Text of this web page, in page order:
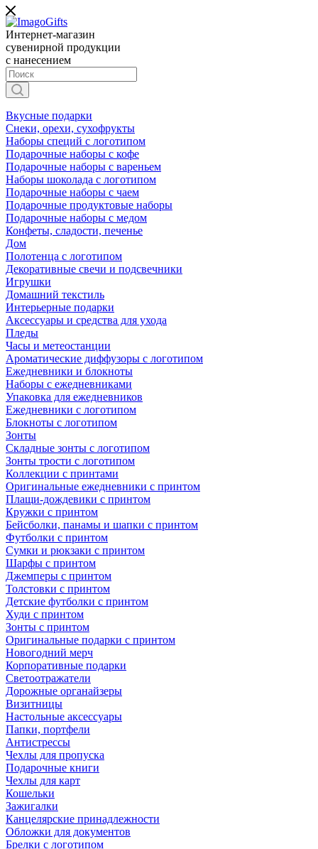
Интернет-магазин
сувенирной продукции
с нанесением
Вкусные подарки
Снеки, орехи, сухофрукты
Наборы специй с логотипом
Подарочные наборы с кофе
Подарочные наборы с вареньем
Наборы шоколада с логотипом
Подарочные наборы с чаем
Подарочные продуктовые наборы
Подарочные наборы с медом
Конфеты, сладости, печенье
Дом
Полотенца с логотипом
Декоративные свечи и подсвечники
Игрушки
Домашний текстиль
Интерьерные подарки
Аксессуары и средства для ухода
Пледы
Часы и метеостанции
Ароматические диффузоры с логотипом
Ежедневники и блокноты
Наборы с ежедневниками
Упаковка для ежедневников
Ежедневники с логотипом
Блокноты с логотипом
Зонты
Складные зонты с логотипом
Зонты трости с логотипом
Коллекции с принтами
Оригинальные ежедневники с принтом
Плащи-дождевики с принтом
Кружки с принтом
Бейсболки, панамы и шапки с принтом
Футболки с принтом
Сумки и рюкзаки с принтом
Шарфы с принтом
Джемперы с принтом
Толстовки с принтом
Детские футболки с принтом
Худи с принтом
Зонты с принтом
Оригинальные подарки с принтом
Новогодний мерч
Корпоративные подарки
Светоотражатели
Дорожные органайзеры
Визитницы
Настольные аксессуары
Папки, портфели
Антистрессы
Чехлы для пропуска
Подарочные книги
Чехлы для карт
Кошельки
Зажигалки
Канцелярские принадлежности
Обложки для документов
Брелки с логотипом